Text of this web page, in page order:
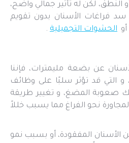
لكن له تأثير جمالي واضح،
فراغات الأسنان بدون تقويم
الحشوات التجميلية .
عن بضعة مليمترات، فإننا
و التي قد تؤثر سلبًا على وظائف
صعوبة المضغ، و تغيير طريقة
نحو الفراغ مما يسبب خللاً
الأسنان المفقودة، أو بسبب نمو